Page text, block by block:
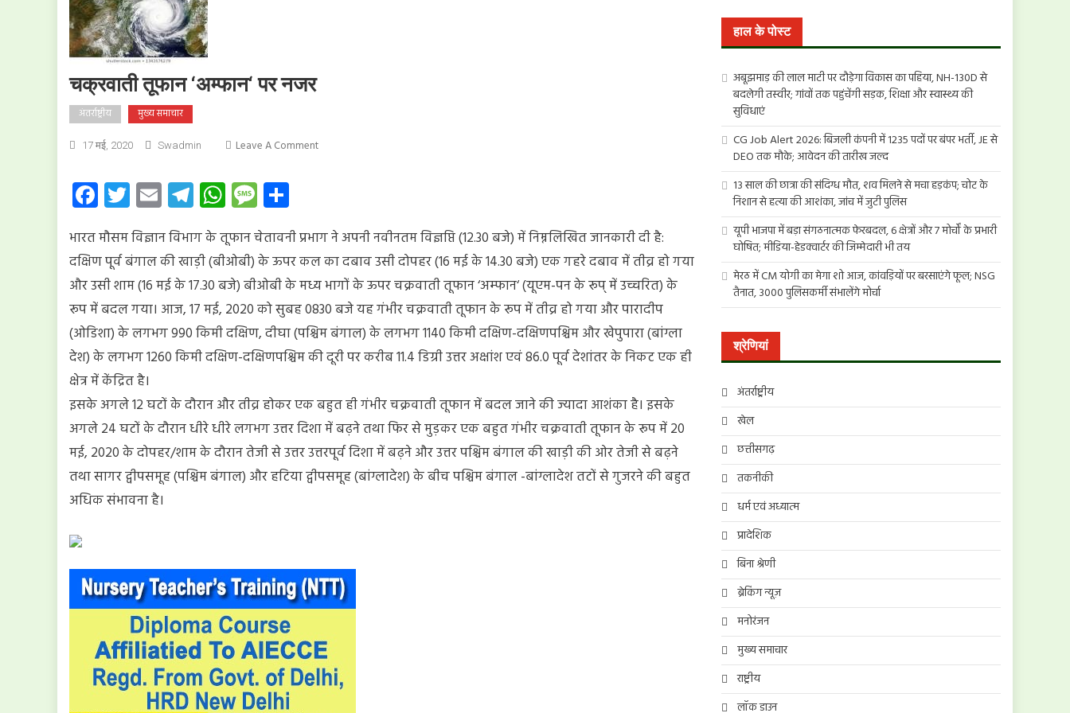
चक्रवाती तूफान ‘अम्फान‘ पर नजर
अंतर्राष्ट्रीय मुख्य समाचार
17 मई, 2020 Swadmin Leave A CommentOn
नजर
Facebook
Twitter
EmailTelegram
WhatsApp
Message
भारत मौसम विज्ञान विभाग के तूफान चेतावनी प्रभाग ने अपनी नवीनतम विज्ञप्ति (12.30 बजे) में निम्नलिखित जानकारी दी है:
दक्षिण पूर्व बंगाल की खाड़ी (बीओबी) के ऊपर कल का दबाव उसी दोपहर (16 मई के 14.30 बजे) एक गहरे दबाव में तीव्र हो गया
और उसी शाम (16 मई के 17.30 बजे) बीओबी के मध्य भागों के ऊपर चक्रवाती तूफान ‘अम्फान‘ (यूएम-पन के रूप् में उच्चरित) के
रूप में बदल गया। आज, 17 मई, 2020 को सुबह 0830 बजे यह गंभीर चक्रवाती तूफान के रूप में तीव्र हो गया और पारादीप
(ओडिशा) के लगभग 990 किमी दक्षिण, दीघा (पश्चिम बंगाल) के लगभग 1140 किमी दक्षिण-दक्षिणपश्चिम और खेपुपारा (बांग्ला
देश) के लगभग 1260 किमी दक्षिण-दक्षिणपश्चिम की दूरी पर करीब 11.4 डिग्री उत्तर अक्षांश एवं 86.0 पूर्व देशांतर के निकट एक ही
क्षेत्र में केंद्रित है।
इसके अगले 12 घटों के दौरान और तीव्र होकर एक बहुत ही गंभीर चक्रवाती तूफान में बदल जाने की ज्यादा आशंका है। इसके
अगले 24 घटों के दौरान धीरे धीरे लगभग उत्तर दिशा में बढ़ने तथा फिर से मुड़कर एक बहुत गंभीर चक्रवाती तूफान के रूप में 20
मई, 2020 के दोपहर/शाम के दौरान तेजी से उत्तर उत्तरपूर्व दिशा में बढ़ने और उत्तर पश्चिम बंगाल की खाड़ी की ओर तेजी से बढ़ने
तथा सागर द्वीपसमूह (पश्चिम बंगाल) और हटिया द्वीपसमूह (बांग्लादेश) के बीच पश्चिम बंगाल -बांग्लादेश तटों से गुजरने की बहुत
अधिक संभावना है।
हाल के पोस्ट
अबूझमाड़ की लाल माटी पर दौड़ेगा विकास का पहिया, NH-130D से
बदलेगी तस्वीर; गांवों तक पहुंचेंगी सड़क, शिक्षा और स्वास्थ्य की
सुविधाएं
CG Job Alert 2026: बिजली कंपनी में 1235 पदों पर बंपर भर्ती, JE से
DEO तक मौके; आवेदन की तारीख जल्द
13 साल की छात्रा की संदिग्ध मौत, शव मिलने से मचा हड़कंप; चोट के
निशान से हत्या की आशंका, जांच में जुटी पुलिस
यूपी भाजपा में बड़ा संगठनात्मक फेरबदल, 6 क्षेत्रों और 7 मोर्चों के प्रभारी
घोषित; मीडिया-हेडक्वार्टर की जिम्मेदारी भी तय
मेरठ में CM योगी का मेगा शो आज, कांवड़ियों पर बरसाएंगे फूल; NSG
तैनात, 3000 पुलिसकर्मी संभालेंगे मोर्चा
श्रेणियां
अंतर्राष्ट्रीय
खेल
छत्तीसगढ़
तकनीकी
धर्म एवं अध्यात्म
प्रादेशिक
बिना श्रेणी
ब्रेकिंग न्यूज़
मनोरंजन
मुख्य समाचार
राष्ट्रीय
लॉक डाउन